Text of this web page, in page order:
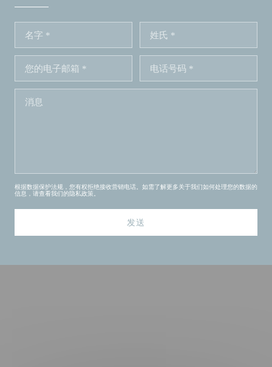
根据数据保护法规，您有权拒绝接收营销电话。如需了解更多关于我们如何处理您的数据的
信息，请查看我们的隐私政策